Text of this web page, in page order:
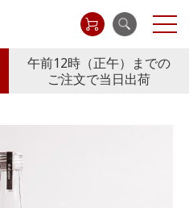
午前12時（正午）までの
ご注文で当日出荷